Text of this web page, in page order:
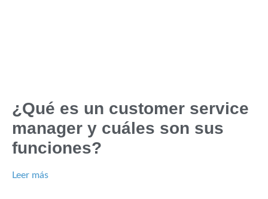
¿Qué es un customer service
manager y cuáles son sus
funciones?
Leer más